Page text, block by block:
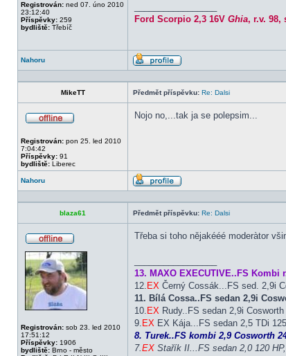
Registrován: ned 07. úno 2010
23:12:40
Příspěvky: 259
bydliště: Třebíč
Ford Scorpio 2,3 16V Ghia, r.v. 98,
Nahoru
Profil
MikeTT
Předmět příspěvku: Re: Dalsi
Registrován: pon 25. led 2010
7:04:42
Příspěvky: 91
bydliště: Liberec
Nojo no,...tak ja se polepsim...
Nahoru
Profil
blaza61
Předmět příspěvku: Re: Dalsi
Registrován: sob 23. led 2010
17:51:12
Příspěvky: 1906
bydliště: Brno - město
Třeba si toho nějakééé moderàtor
13. MAXO EXECUTIVE..FS Kombi
12. EX Černý Cossák...FS sed. 2,9i
11. Bílá Cossa..FS sedan 2,9i
10. EX Rudy..FS sedan 2,9i
9. EX EX Kája...FS sedan 2,5 TDi
8. Turek..FS kombi 2,9 Cosworth
7.EX Stařík II...FS sedan 2,0 120